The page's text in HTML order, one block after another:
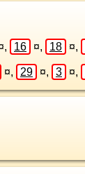
, 16 ¤, 18 ¤,
¤, 29 ¤, 3 ¤,